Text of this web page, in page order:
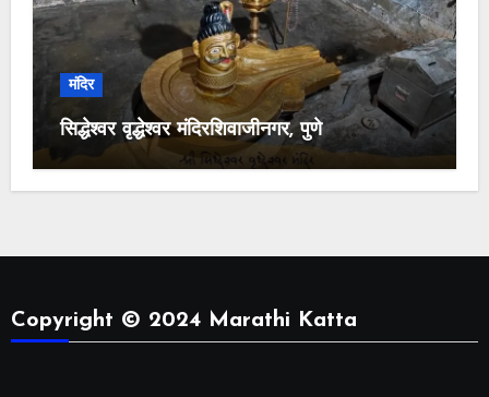
मंदिर
सिद्धेश्वर वृद्धेश्वर मंदिरशिवाजीनगर, पुणे
Copyright © 2024 Marathi Katta